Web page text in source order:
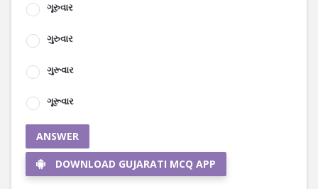
ગૂરુવાર
ગુરુવાર
ગુરૂવાર
ગૂરૂવાર
ANSWER
DOWNLOAD GUJARATI MCQ APP